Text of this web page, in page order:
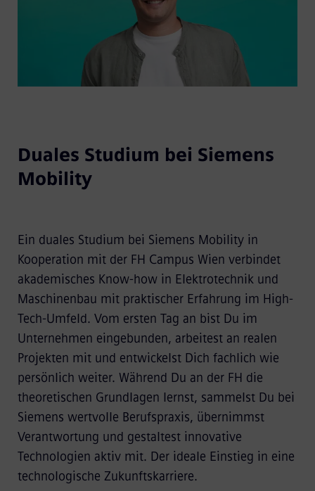
Duales Studium bei Siemens
Mobility
Ein duales Studium bei Siemens Mobility in
Kooperation mit der FH Campus Wien verbindet
akademisches Know-how in Elektrotechnik und
Maschinenbau mit praktischer Erfahrung im High-
Tech-Umfeld. Vom ersten Tag an bist Du im
Unternehmen eingebunden, arbeitest an realen
Projekten mit und entwickelst Dich fachlich wie
persönlich weiter. Während Du an der FH die
theoretischen Grundlagen lernst, sammelst Du bei
Siemens wertvolle Berufspraxis, übernimmst
Verantwortung und gestaltest innovative
Technologien aktiv mit. Der ideale Einstieg in eine
technologische Zukunftskarriere.